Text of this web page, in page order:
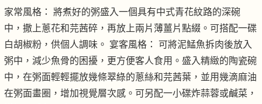
家常風格： 將煮好的粥盛入一個具有中式青花紋路的深碗
中，撒上蔥花和芫茜碎，再放上兩片薄薑片點綴。可搭配一碟
白胡椒粉，供個人調味。 宴客風格： 可將泥鯭魚拆肉後放入
粥中，減少魚骨的困擾，更方便客人食用。盛入精緻的陶瓷碗
中，在粥面輕輕擺放幾條翠綠的蔥絲和芫茜葉，並用幾滴麻油
在粥面畫圈，增加視覺層次感。可另配一小碟炸蒜蓉或鹹菜，